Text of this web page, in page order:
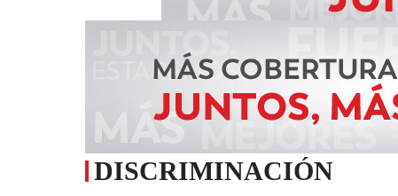
DISCRIMINACIÓN